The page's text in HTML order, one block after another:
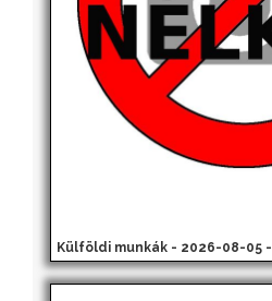
Külföldi munkák - 2026-08-05 -